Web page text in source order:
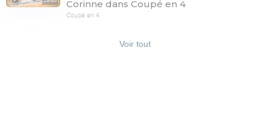
Corinne dans Coupé en 4
Coupé en 4
Voir tout